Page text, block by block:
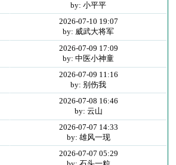
by: 小平平
2026-07-10 19:07
by: 威武大将军
2026-07-09 17:09
by: 中医小神童
2026-07-09 11:16
by: 别伤我
2026-07-08 16:46
by: 云山
2026-07-07 14:33
by: 雄风一现
2026-07-07 05:29